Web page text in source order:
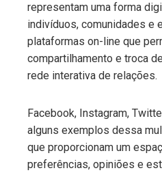
representam uma forma
indivíduos, comunidades e
plataformas on-line que
compartilhamento e troca
rede interativa de relações.
Facebook, Instagram,
alguns exemplos dessa
que proporcionam um
preferências, opiniões e